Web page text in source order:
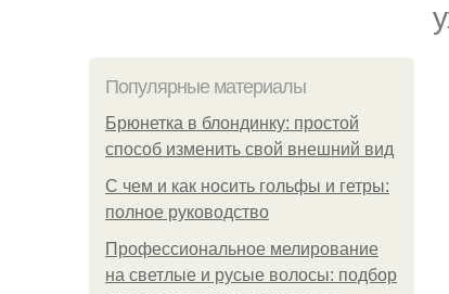
Популярные материалы
Брюнетка в блондинку: простой
способ изменить свой внешний вид
С чем и как носить гольфы и гетры:
полное руководство
Профессиональное мелирование
на светлые и русые волосы: подбор